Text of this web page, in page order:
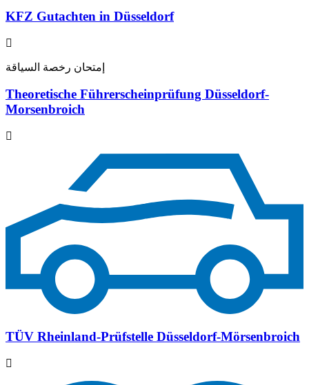
KFZ Gutachten in Düsseldorf
إمتحان رخصة السياقة
Theoretische Führerscheinprüfung Düsseldorf-
Morsenbroich
TÜV Rheinland-Prüfstelle Düsseldorf-Mörsenbroich